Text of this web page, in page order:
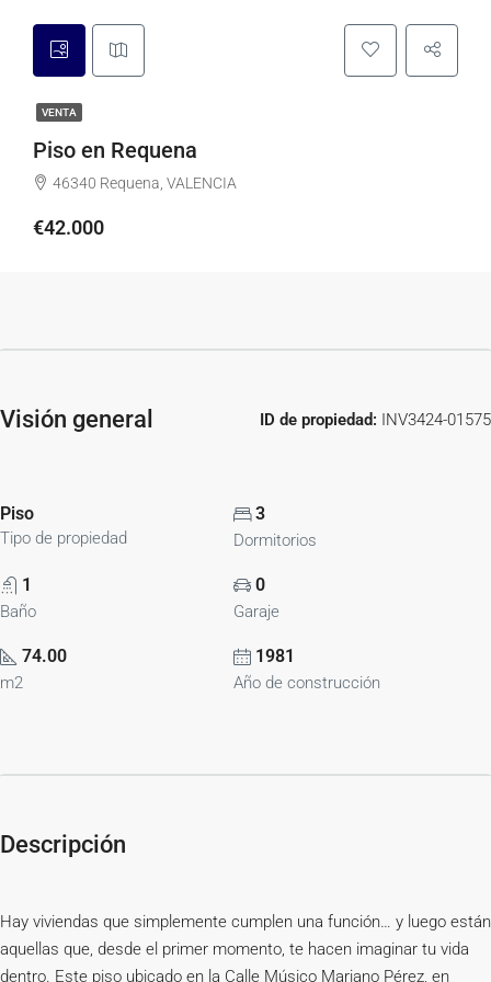
VENTA
Piso en Requena
46340 Requena, VALENCIA
€42.000
Visión general ID de propiedad: INV3424-01575
Piso
Tipo de propiedad
3
Dormitorios
1
Baño
0
Garaje
74.00
m2
1981
Año de construcción
Descripción
Hay viviendas que simplemente cumplen una función… y luego están
aquellas que, desde el primer momento, te hacen imaginar tu vida
dentro. Este piso ubicado en la Calle Músico Mariano Pérez, en